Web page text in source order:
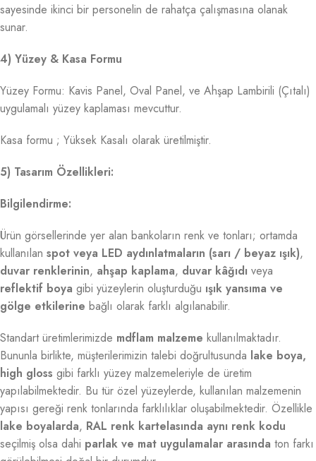
sayesinde ikinci bir personelin de rahatça çalışmasına olanak
sunar.
4) Yüzey & Kasa Formu
Yüzey Formu: Kavis Panel, Oval Panel, ve Ahşap Lambirili (Çıtalı)
uygulamalı yüzey kaplaması mevcuttur.
Kasa formu ; Yüksek Kasalı olarak üretilmiştir.
5) Tasarım Özellikleri:
Bilgilendirme:
Ürün görsellerinde yer alan bankoların renk ve tonları; ortamda
kullanılan spot veya LED aydınlatmaların (sarı / beyaz ışık),
duvar renklerinin, ahşap kaplama, duvar kâğıdı veya
reflektif boya gibi yüzeylerin oluşturduğu ışık yansıma ve
gölge etkilerine bağlı olarak farklı algılanabilir.
Standart üretimlerimizde mdflam malzeme kullanılmaktadır.
Bununla birlikte, müşterilerimizin talebi doğrultusunda lake boya,
high gloss gibi farklı yüzey malzemeleriyle de üretim
yapılabilmektedir. Bu tür özel yüzeylerde, kullanılan malzemenin
yapısı gereği renk tonlarında farklılıklar oluşabilmektedir. Özellikle
lake boyalarda, RAL renk kartelasında aynı renk kodu
seçilmiş olsa dahi parlak ve mat uygulamalar arasında ton farkı